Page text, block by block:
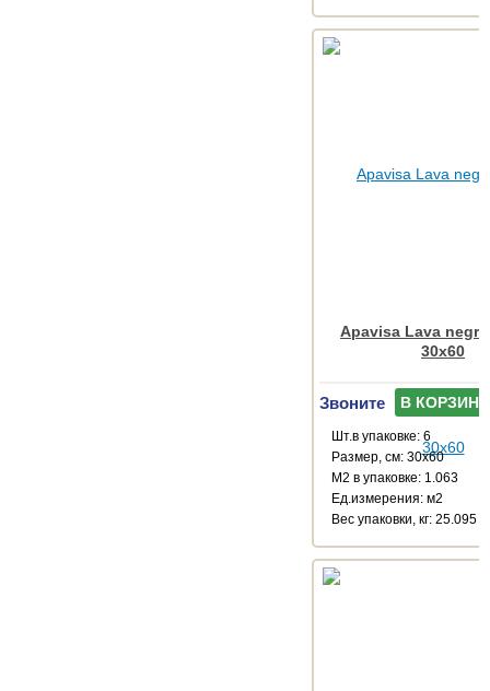
Apavisa Lava
30x60
Звоните В КОРЗИНУ
Шт.в упаковке: 6
Размер, см: 30x60
М2 в упаковке: 1.063
Ед.измерения: м2
Веc упаковки, кг: 25.095